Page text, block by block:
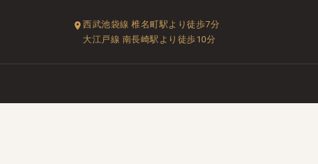
西武池袋線 椎名町駅より徒歩7分
大江戸線 南長崎駅より徒歩10分